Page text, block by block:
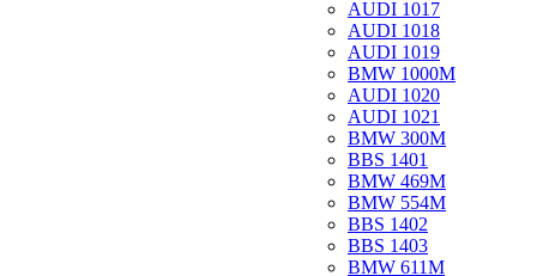
AUDI 1017
AUDI 1018
AUDI 1019
BMW 1000M
AUDI 1020
AUDI 1021
BMW 300M
BBS 1401
BMW 469M
BMW 554M
BBS 1402
BBS 1403
BMW 611M